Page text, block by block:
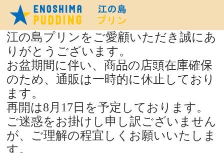
江の島プリンをご愛顧いただき誠にあ
りがとうございます。
お盆期間に伴い、商品の店頭在庫確保
のため、通販は一時的に休止しており
ます。
再開は8月17日を予定しております。
ご迷惑をお掛けし申し訳ございません
が、ご理解の程宜しくお願いいたしま
す。